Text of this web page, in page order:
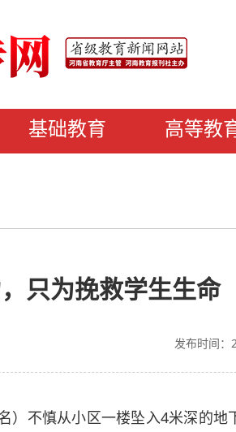
基础教育 高等教
只为挽救学生生命
发布时间：
不慎从小区一楼坠入4米深的地